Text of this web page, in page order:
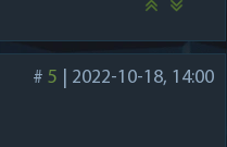
# 5
2022-10-18, 14:00